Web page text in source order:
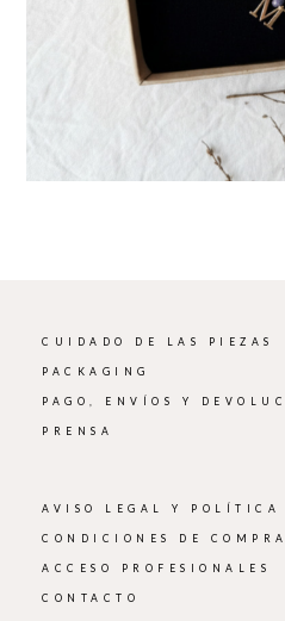
CUIDADO DE LAS PIEZAS
PACKAGING
PAGO, ENVÍOS Y
PRENSA
AVISO LEGAL Y POLÍTICA
CONDICIONES DE COMPRA
ACCESO PROFESIONALES
CONTACTO